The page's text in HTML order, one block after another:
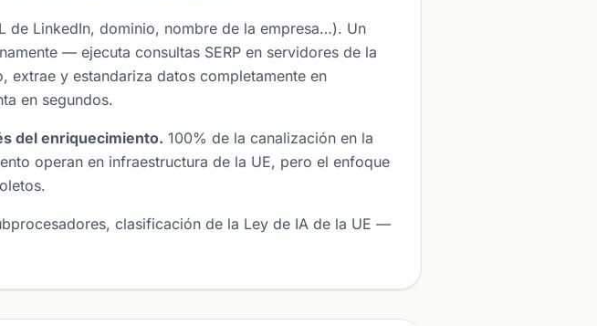
de LinkedIn, dominio, nombre de la empresa…). Un
— ejecuta consultas SERP en servidores de la
extrae y estandariza datos completamente en
en segundos.
del enriquecimiento. 100% de la canalización en la
operan en infraestructura de la UE, pero el enfoque
clasificación de la Ley de IA de la UE —